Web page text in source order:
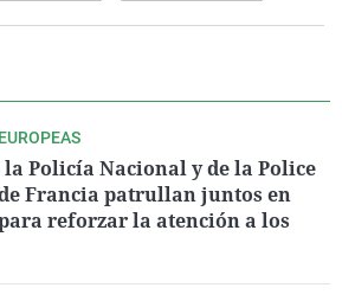
la Policía Nacional y de la Police
Francia patrullan juntos en
reforzar la atención a los